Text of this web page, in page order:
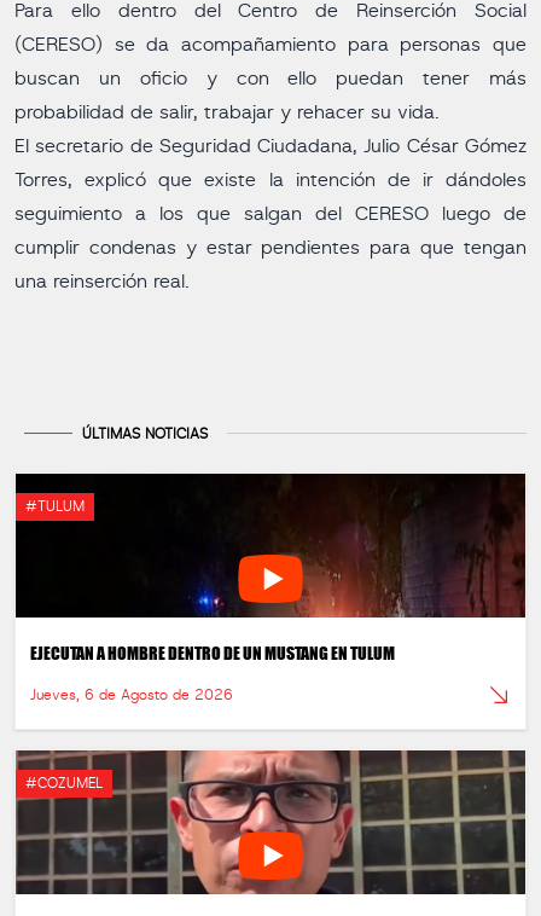
Para ello dentro del Centro de Reinserción Social
(CERESO) se da acompañamiento para personas que
buscan un oficio y con ello puedan tener más
probabilidad de salir, trabajar y rehacer su vida.
El secretario de Seguridad Ciudadana, Julio César Gómez
Torres, explicó que existe la intención de ir dándoles
seguimiento a los que salgan del CERESO luego de
cumplir condenas y estar pendientes para que tengan
una reinserción real.
ÚLTIMAS NOTICIAS
#TULUM
EJECUTAN A HOMBRE DENTRO DE UN MUSTANG EN TULUM
Jueves, 6 de Agosto de 2026
#COZUMEL